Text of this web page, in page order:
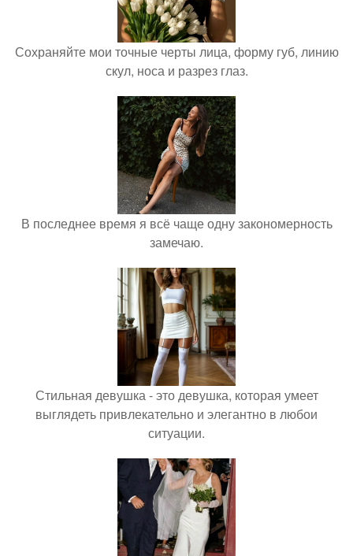
Сохраняйте мои точные черты лица, форму губ, линию
скул, носа и разрез глаз.
В последнее время я всё чаще одну закономерность
замечаю.
Стильная девушка - это девушка, которая умеет
выглядеть привлекательно и элегантно в любои
ситуации.